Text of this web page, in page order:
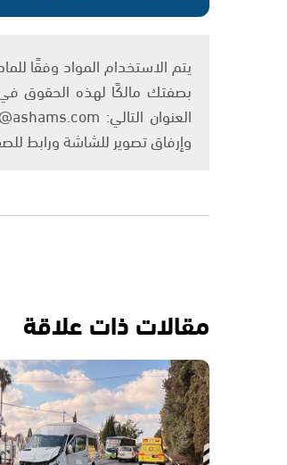
بصفتك مالكًا لهذه الحقوق في
وإرفاق تصوير للشاشة ورابط
مقالات ذات علاقة